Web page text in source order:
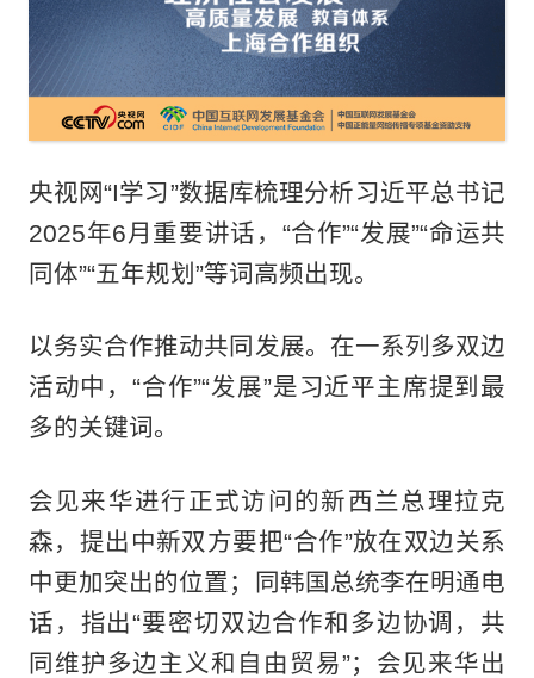
央视网“I学习”数据库梳理分析习近平总书记
2025年6月重要讲话，“合作”“发展”“命运共
同体”“五年规划”等词高频出现。
以务实合作推动共同发展。在一系列多双边
活动中，“合作”“发展”是习近平主席提到最
多的关键词。
会见来华进行正式访问的新西兰总理拉克
森，提出中新双方要把“合作”放在双边关系
中更加突出的位置；同韩国总统李在明通电
话，指出“要密切双边合作和多边协调，共
同维护多边主义和自由贸易”；会见来华出